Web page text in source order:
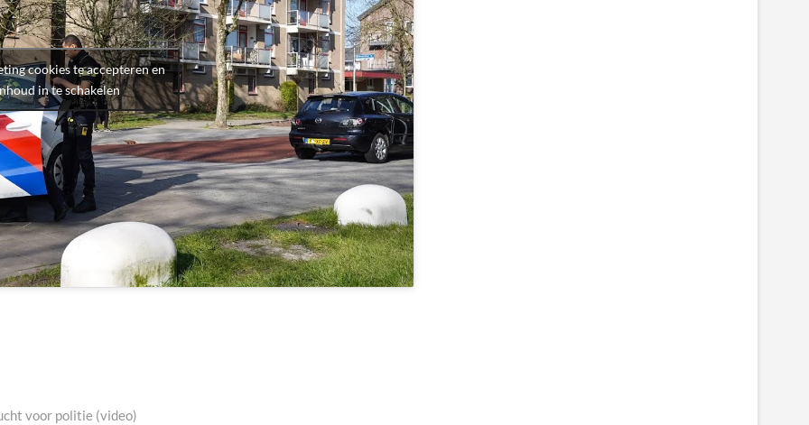
cookies te accepteren en
in te schakelen
voor politie (video)